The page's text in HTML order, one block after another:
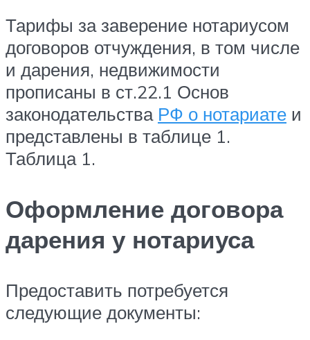
Тарифы за заверение нотариусом
договоров отчуждения, в том числе
и дарения, недвижимости
прописаны в ст.22.1 Основ
законодательства РФ о нотариате и
представлены в таблице 1.
Таблица 1.
Оформление договора
дарения у нотариуса
Предоставить потребуется
следующие документы: